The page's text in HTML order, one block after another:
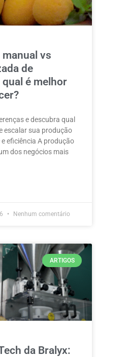
vs
de
é melhor
e descubra qual
escalar sua produção
eficiência A produção
dos negócios mais
Nenhum comentário
ARTIGOS
da Bralyx: